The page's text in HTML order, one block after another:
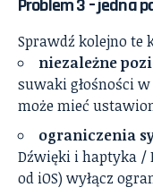
Problem 3 – jedna
Sprawdź kolejno te
niezależne
suwaki głośności
może mieć
ograniczenia
Dźwięki i haptyka /
od iOS) wyłącz